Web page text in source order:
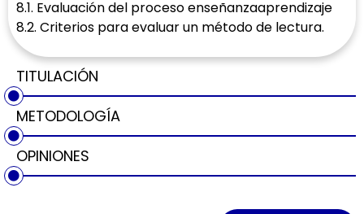
8.1. Evaluación del proceso enseñanzaaprendizaje
8.2. Criterios para evaluar un método de lectura.
TITULACIÓN
METODOLOGÍA
OPINIONES